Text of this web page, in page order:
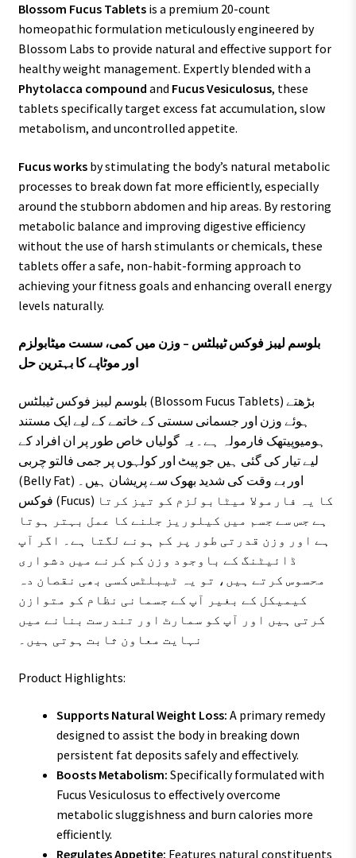
Blossom Fucus Tabletsis a premium 20-count
homeopathic formulation meticulously engineered by
Blossom Labs to provide natural and effective support for
healthy weight management. Expertly blended with a
Phytolacca compound and Fucus Vesiculosus, these
tablets specifically target excess fat accumulation, slow
metabolism, and uncontrolled appetite.
Fucus worksby stimulating the body’s natural metabolic
processes to break down fat more efficiently, especially
around the stubborn abdomen and hip areas. By restoring
metabolic balance and improving digestive efficiency
without the use of harsh stimulants or chemicals, these
tablets offer a safe, non-habit-forming approach to
achieving your fitness goals and enhancing overall energy
levels naturally.
بلوسم لیبز فوکس ٹیبلٹس – وزن میں کمی، سست میٹابولزم
اور موٹاپے کا بہترین حل
بلوسم لیبز فوکس ٹیبلٹس (Blossom Fucus Tablets) بڑھتے
ہوئے وزن اور جسمانی سستی کے خاتمے کے لیے ایک مستند
ہومیوپیتھک فارمولہ ہے۔ یہ گولیاں خاص طور پر ان افراد کے
لیے تیار کی گئی ہیں جو پیٹ اور کولہوں پر جمی فالتو چربی
(Belly Fat) اور بے وقت کی شدید بھوک سے پریشان ہیں۔
فوکس (Fucus) کا یہ فارمولا میٹابولزم کو تیز کرتا
ہے جس سے جسم میں کیلوریز جلنے کا عمل بہتر ہوتا
ہے اور وزن قدرتی طور پر کم ہونے لگتا ہے۔ اگر آپ
ڈائیٹنگ کے باوجود وزن کم کرنے میں دشواری
محسوس کرتے ہیں، تو یہ ٹیبلٹس کسی بھی نقصان دہ
کیمیکل کے بغیر آپ کے جسمانی نظام کو متوازن
کرتی ہیں اور آپ کو سمارٹ اور تندرست بنانے میں
نہایت معاون ثابت ہوتی ہیں۔
Product Highlights:
Supports Natural Weight Loss: A primary remedy
designed to assist the body in breaking down
persistent fat deposits safely and effectively.
Boosts Metabolism: Specifically formulated with
Fucus Vesiculosus to effectively overcome
metabolic sluggishness and burn calories more
efficiently.
Regulates Appetite: Features natural constituents